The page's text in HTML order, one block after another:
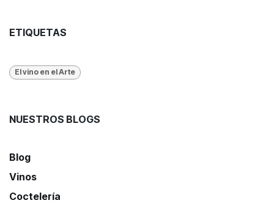
ETIQUETAS
El vino en el Arte
NUESTROS BLOGS
Blog
Vinos
Coctelería